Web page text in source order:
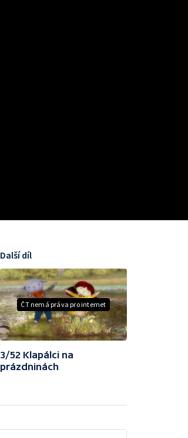
ČT nemá práva pro internet
Další díl
3/52 Klapálci na
prázdninách